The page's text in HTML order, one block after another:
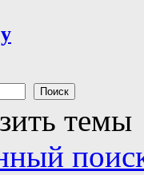
темы